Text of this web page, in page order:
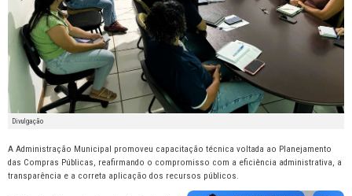
Divulgação
A Administração Municipal promoveu capacitação técnica voltada ao Planejamento
das Compras Públicas, reafirmando o compromisso com a eficiência administrativa, a
transparência e a correta aplicação dos recursos públicos.